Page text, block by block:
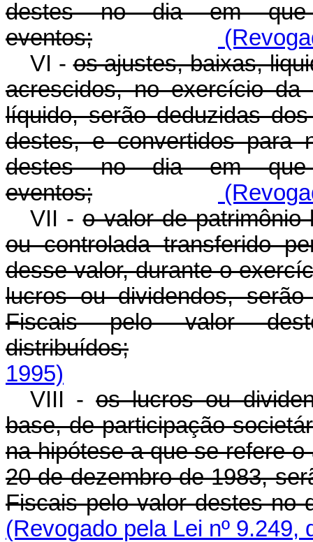
destes no dia em que
eventos;
VI -os ajustes, baixas,
acrescidos, no exercício
líquido, serão deduzidas
destes, e convertidos para
destes no dia em que
eventos;
VII -o valor de patrimônio
ou controlada transferido
desse valor, durante o
lucros ou dividendos,
Fiscais pelo valor
distribuídos;
1995)
VIII -os lucros ou
base, de participação
na hipótese a que se refere
20 de dezembro de 1983,
Fiscais pelo valor destes no
(Revogado pela Lei nº 9.249,